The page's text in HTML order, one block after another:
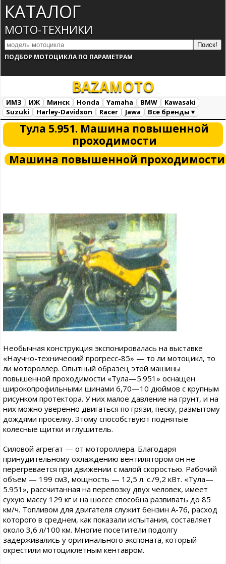
КАТАЛОГ
МОТО-ТЕХНИКИ
ПОДБОР МОТОЦИКЛА ПО ПАРАМЕТРАМ
BAZAMOTO
ИМЗ ИЖ Минск Honda Yamaha BMW
Kawasaki
Suzuki
Harley-Davidson Racer Jawa
Все бренды ▾
Все марки
Загрузка...
Тула 5.951. Машина повышенной
проходимости
Машина повышенной проходимости
Необычная конструкция экспонировалась на выставке
«Научно-технический прогресс-85» — то ли мотоцикл, то
ли мотороллер. Опытный образец этой машины
повышенной проходимости «Тула—5.951» оснащен
широкопрофильными шинами 6,70—10 дюймов с крупным
рисунком протектора. У них малое давление на грунт, и на
них можно уверенно двигаться по грязи, песку, размытому
дождями проселку. Этому способствуют поднятые
колесные щитки и глушитель.
Силовой агрегат — от мотороллера. Благодаря
принудительному охлаждению вентилятором он не
перегревается при движении с малой скоростью. Рабочий
объем — 199 см3, мощность — 12,5 л. с./9,2 кВт. «Тула—
5.951», рассчитанная на перевозку двух человек, имеет
сухую массу 129 кг и на шоссе способна развивать до 85
км/ч. Топливом для двигателя служит бензин А-76, расход
которого в среднем, как показали испытания, составляет
около 3,6 л/100 км. Многие посетители подолгу
задерживались у оригинального экспоната, который
окрестили мотоциклетным кентавром.